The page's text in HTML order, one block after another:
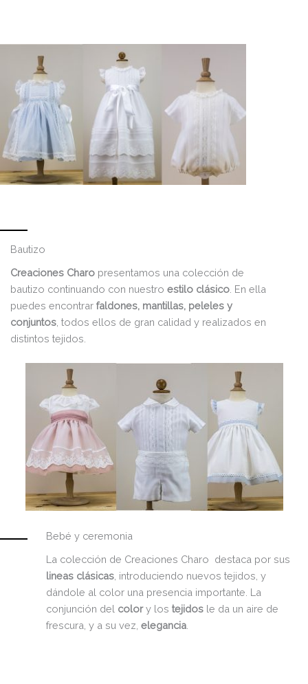
Bautizo
Creaciones Charo presentamos una colección de
bautizo continuando con nuestro estilo clásico . En ella
puedes encontrar faldones, mantillas, peleles y
conjuntos , todos ellos de gran calidad y realizados en
distintos tejidos.
Bebé y ceremonia
La colección de Creaciones Charo destaca por sus
lineas clásicas , introduciendo nuevos tejidos, y
dándole al color una presencia importante. La
conjunción del colory lostejidos le da un aire de
frescura, y a su vez,elegancia